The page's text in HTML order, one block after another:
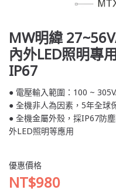
MW明緯
內外LED照明專
IP67
● 電壓輸入範圍：100 ~
● 全機非人為因素，5年全球
● 全機金屬外殼，採IP67防
外LED照明等應用
優惠價格
NT$980